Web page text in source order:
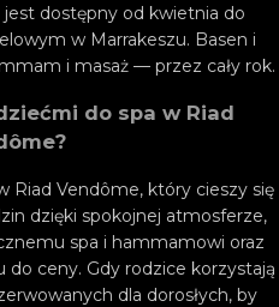
dostępny od kwietnia do
w Marrakeszu. Basen i
i masaż — przez cały rok.
do spa w Riad
Riad Vendôme, który cieszy się
dzięki spokojnej atmosferze,
spa i hammamowi oraz
ceny. Gdy rodzice korzystają
dla dorosłych, by